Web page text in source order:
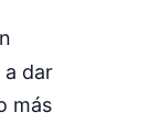
a dar
más